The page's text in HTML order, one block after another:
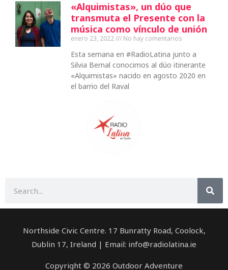
«Alquimistas», un dúo que
transmuta el Presente con la
música como vínculo de unión
enero 23, 2022 No hay comentarios
Esta semana en #RadioLatina junto a
Silvia Bernal conocimos al dúo itinerante
«Alquimistas» nacido en agosto 2020 en
el barrio del Raval
Northside Civic Centre. 17 Bunratty Road, Coolock,
Dublin 17, Ireland | Email: info@radiolatina.ie
Copyright © 2026 Outdoor Adventure